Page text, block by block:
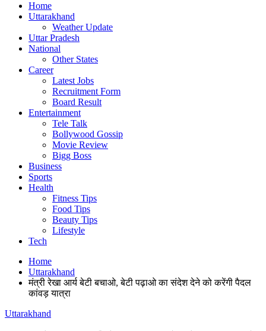
Home
Uttarakhand
Weather Update
Uttar Pradesh
National
Other States
Career
Latest Jobs
Recruitment Form
Board Result
Entertainment
Tele Talk
Bollywood Gossip
Movie Review
Bigg Boss
Business
Sports
Health
Fitness Tips
Food Tips
Beauty Tips
Lifestyle
Tech
Home
Uttarakhand
मंत्री रेखा आर्य बेटी बचाओ, बेटी पढ़ाओ का संदेश देने को करेंगी पैदल
कांवड़ यात्रा
Uttarakhand